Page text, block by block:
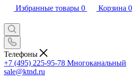
Избранные товары 0 Корзина 0
Телефоны
+7 (495) 225-95-78 Многоканальный
sale@ktnd.ru